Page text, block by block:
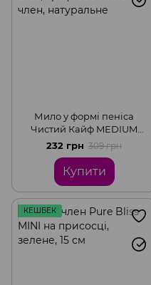
Мило у формі пеніса
Чистий Кайф MEDIUM
Blue, крафтове мило-член,
натуральне
232 грн 309 грн
Купити
КЕШБЕК